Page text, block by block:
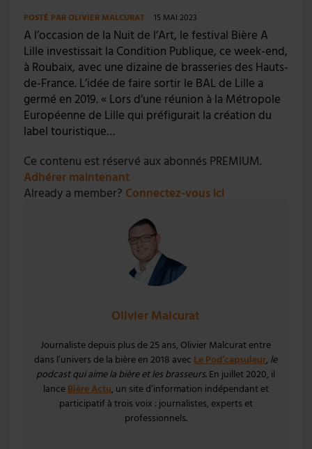
POSTÉ PAROLIVIER MALCURAT 15 MAI 2023
A l’occasion de la Nuit de l’Art, le festival Bière A
Lille investissait la Condition Publique, ce week-end,
à Roubaix, avec une dizaine de brasseries des Hauts-
de-France. L’idée de faire sortir le BAL de Lille a
germé en 2019. « Lors d’une réunion à la Métropole
Européenne de Lille qui préfigurait la création du
label touristique…
Ce contenu est réservé aux abonnés PREMIUM.
Adhérer maintenant
Already a member? Connectez-vous ici
Olivier Malcurat
Journaliste depuis plus de 25 ans, Olivier Malcurat entre
dans l’univers de la bière en 2018 avecLe Pod’capsuleur, le
podcast qui aime la bière et les brasseurs. En juillet 2020, il
lanceBière Actu, un site d’information indépendant et
participatif à trois voix : journalistes, experts et
professionnels.